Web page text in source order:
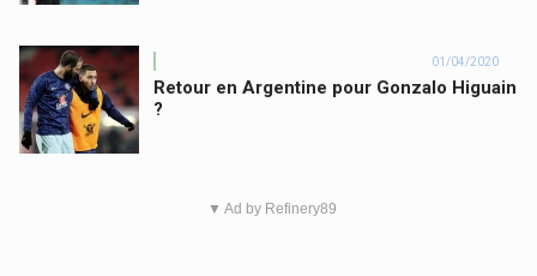
01/04/2020
Retour en Argentine pour Gonzalo Higuain
?
▼ Ad by Refinery89